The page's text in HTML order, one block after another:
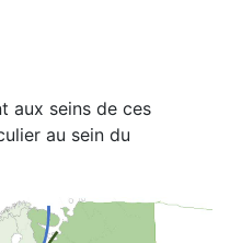
aux seins de ces
au sein du